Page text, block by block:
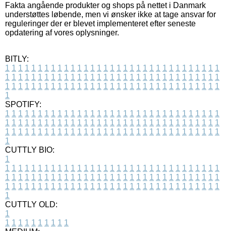
Fakta angående produkter og shops på nettet i Danmark
understøttes løbende, men vi ønsker ikke at tage ansvar for
reguleringer der er blevet implementeret efter seneste
opdatering af vores oplysninger.
BITLY:
1 1 1 1 1 1 1 1 1 1 1 1 1 1 1 1 1 1 1 1 1 1 1 1 1 1 1 1 1 1 1 1 1
1 1 1 1 1 1 1 1 1 1 1 1 1 1 1 1 1 1 1 1 1 1 1 1 1 1 1 1 1 1 1 1 1
1 1 1 1 1 1 1 1 1 1 1 1 1 1 1 1 1 1 1 1 1 1 1 1 1 1 1 1 1 1 1 1 1
1
SPOTIFY:
1 1 1 1 1 1 1 1 1 1 1 1 1 1 1 1 1 1 1 1 1 1 1 1 1 1 1 1 1 1 1 1 1
1 1 1 1 1 1 1 1 1 1 1 1 1 1 1 1 1 1 1 1 1 1 1 1 1 1 1 1 1 1 1 1 1
1 1 1 1 1 1 1 1 1 1 1 1 1 1 1 1 1 1 1 1 1 1 1 1 1 1 1 1 1 1 1 1 1
1
CUTTLY BIO:
1
1 1 1 1 1 1 1 1 1 1 1 1 1 1 1 1 1 1 1 1 1 1 1 1 1 1 1 1 1 1 1 1 1
1 1 1 1 1 1 1 1 1 1 1 1 1 1 1 1 1 1 1 1 1 1 1 1 1 1 1 1 1 1 1 1 1
1 1 1 1 1 1 1 1 1 1 1 1 1 1 1 1 1 1 1 1 1 1 1 1 1 1 1 1 1 1 1 1 1
1
CUTTLY OLD:
1
1 1 1 1 1 1 1 1 1 1